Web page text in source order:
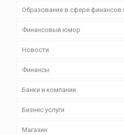
Образование в сфере финансов
Финансовый юмор
Новости
Финансы
Банки и компании
Бизнес уcлуги
Магазин